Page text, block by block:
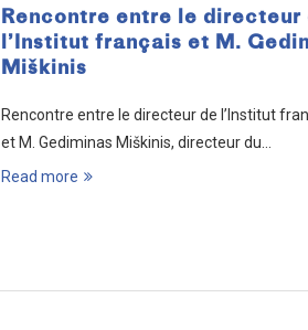
Rencontre entre le directeur
l’Institut français et M.
Miškinis
Rencontre entre le directeur de l’Institut
et M. Gediminas Miškinis, directeur du…
Read more